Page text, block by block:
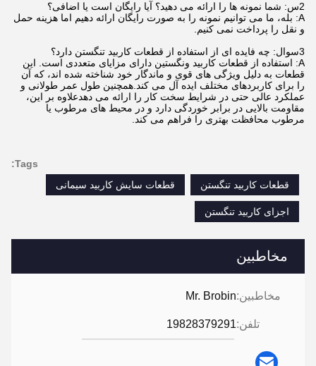
مخاطبین
مخاطبین:Mr. Brobin
تلفن:19828379291
2س: شما نمونه ها را ارائه می دهید؟ آیا رایگان است یا اضافی؟
A: بله، ما می توانیم نمونه را به صورت رایگان ارائه دهیم اما هزینه حمل
و نقل را پرداخت نمی کنیم.
3سوال: چه فایده ای از استفاده از قطعات کاربید تنگستن دارد؟
A: استفاده از قطعات کاربید ونگستین دارای مزایای متعددی است. این
قطعات به دلیل ویژگی های قوی و ماندگار خود شناخته شده اند، که آن
را برای کاربردهای مختلف ایده آل می کند.همچنین طول عمر طولانی و
عملکرد عالی حتی در شرایط سخت کار را ارائه می دهدعلاوه بر این،
مقاومت بالایی در برابر خوردگی دارد و در محیط های مرطوب یا
مرطوب محافظت بهتری را فراهم می کند.
Tags:
قطعات کاربید تنگستن
قطعات سایش کاربید سیمانی
اجزای کاربید تنگستن